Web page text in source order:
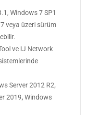
Windows 7 SP1
veya üzeri sürüm
ve IJ Network
Server 2012 R2,
2019, Windows